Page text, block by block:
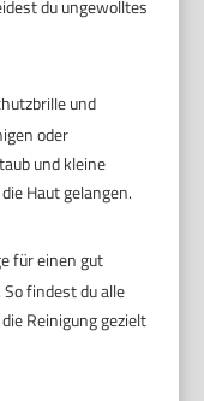
du ungewolltes
und
oder
und kleine
Haut gelangen.
für einen gut
findest du alle
Reinigung gezielt